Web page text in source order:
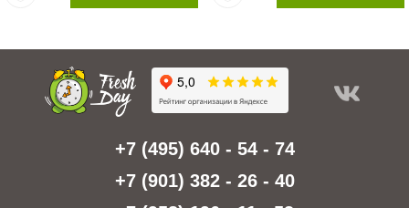
+7 (495) 640 - 54 - 74
+7 (901) 382 - 26 - 40